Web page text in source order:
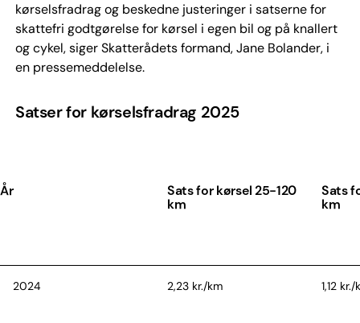
kørselsfradrag og beskedne justeringer i satserne for
skattefri godtgørelse for kørsel i egen bil og på knallert
og cykel, siger Skatterådets formand, Jane Bolander, i
en pressemeddelelse.
Satser for kørselsfradrag 2025
År
Sats for kørsel 25-120
km
Sats
km
2024 2,23 kr./km 1,12 kr./